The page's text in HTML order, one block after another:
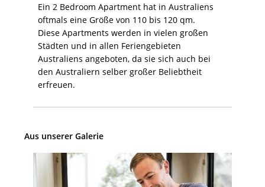
Ein 2 Bedroom Apartment hat in Australiens
oftmals eine Größe von 110 bis 120 qm.
Diese Apartments werden in vielen großen
Städten und in allen Feriengebieten
Australiens angeboten, da sie sich auch bei
den Australiern selber großer Beliebtheit
erfreuen.
Aus unserer Galerie